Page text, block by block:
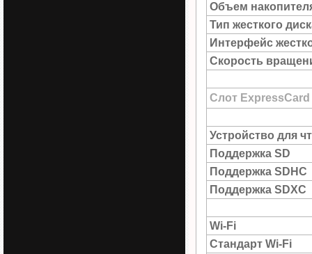
Объем
Тип жесткого
Интерфейс
Скорость
Слот ExpressCard
Устройство для
Поддержка SD
Поддержка SDHC
Поддержка SDXC
Wi-Fi
Стандарт Wi-Fi